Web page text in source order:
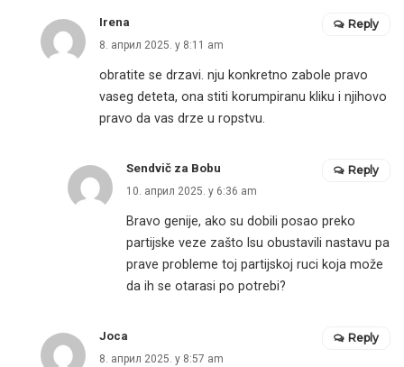
Irena
8. април 2025. у 8:11 am
obratite se drzavi. nju konkretno zabole pravo
vaseg deteta, ona stiti korumpiranu kliku i njihovo
pravo da vas drze u ropstvu.
Reply
Sendvič za Bobu
10. април 2025. у 6:36 am
Bravo genije, ako su dobili posao preko
partijske veze zašto lsu obustavili nastavu pa
prave probleme toj partijskoj ruci koja može
da ih se otarasi po potrebi?
Reply
Joca
8. април 2025. у 8:57 am
Reply